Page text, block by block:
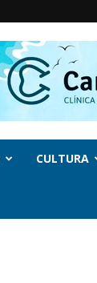
CULTURA